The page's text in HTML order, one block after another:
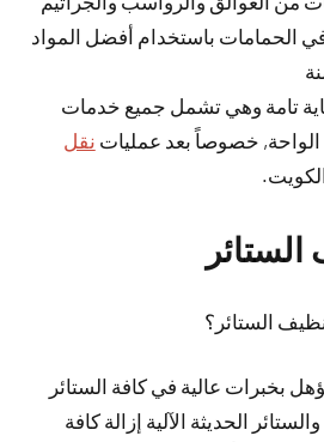
الحمامات باستخدام أفضل المواد
تامة وهي تشمل جميع خدمات
خصوصاً بعد عمليات نقل
الستائر؟
بخبرات عالية في كافة الستائر
الحديثة الآلية إزالة كافة